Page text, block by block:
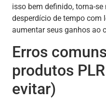
isso bem definido, torna-
desperdício de tempo com
aumentar seus ganhos ao
Erros
produtos
evitar)